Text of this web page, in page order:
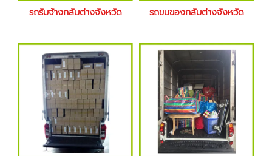
รถรับจ้างกลับต่างจังหวัด รถขนของกลับต่างจังหวัด